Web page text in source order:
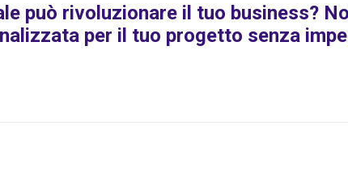
può rivoluzionare il tuo business?
per il tuo progetto senza